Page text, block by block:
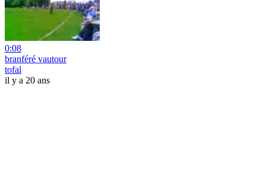
0:08
branféré vautour
tofal
il y a 20 ans